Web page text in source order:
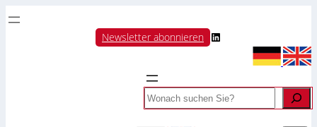
Newsletter abonnieren LinkedIn
Search